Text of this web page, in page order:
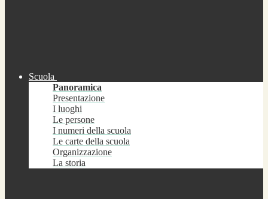
Scuola
Panoramica
Presentazione
I luoghi
Le persone
I numeri della scuola
Le carte della scuola
Organizzazione
La storia